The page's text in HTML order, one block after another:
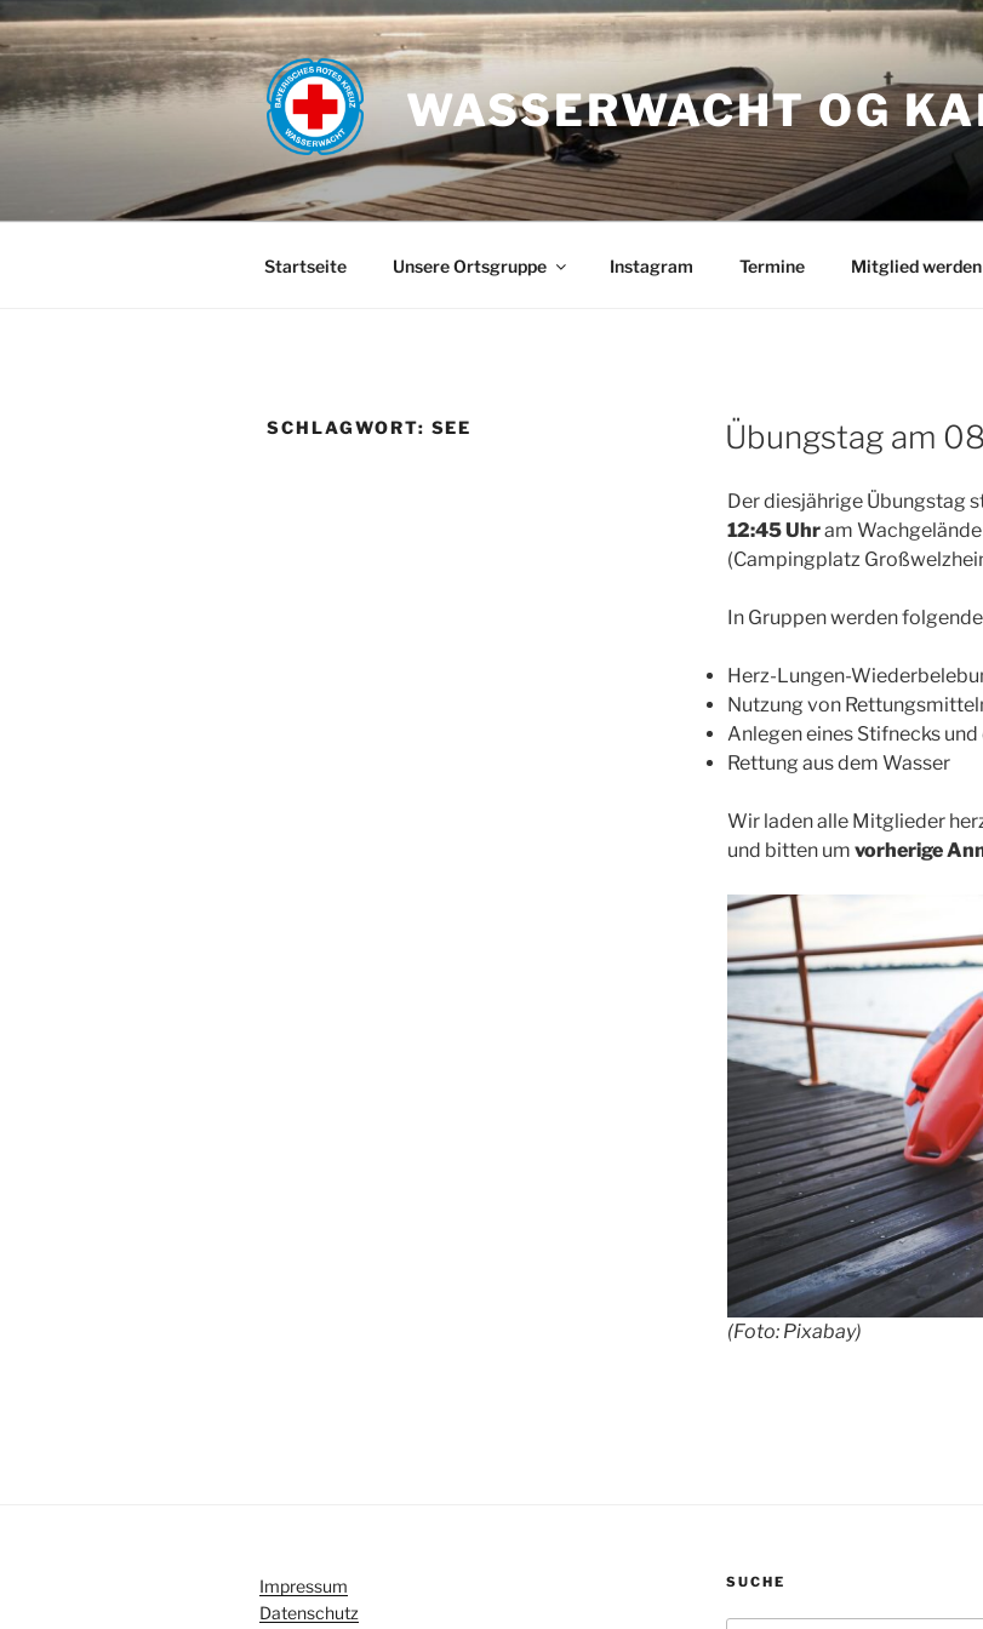
Zum
Inhalt
springen
WASSERWACHT OG
Startseite Unsere Ortsgruppe Instagram Termine Mitglied werden
SCHLAGWORT: SEE Übungstag am
Der diesjährige Übungstag
12:45 Uhram
(Campingplatz
In Gruppen werden
Herz-Lungen-
Nutzung von
Anlegen eines Stifnecks
Rettung aus dem Wasser
Wir laden alle Mitglieder
und bitten um vorherige
(Foto: Pixabay)
Impressum
Datenschutz
SUCHE